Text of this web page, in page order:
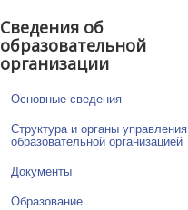
Сведения об
образовательной
организации
Основные сведения
Структура и органы управления
образовательной организацией
Документы
Образование